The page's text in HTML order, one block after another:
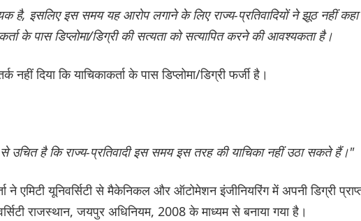
है, इसलिए इस समय यह आरोप लगाने के लिए राज्य-प्रतिवादियों ने झूठ नहीं कहा
के पास डिप्लोमा/डिग्री की सत्यता को सत्यापित करने की आवश्यकता है।
नहीं दिया कि याचिकाकर्ता के पास डिप्लोमा/डिग्री फर्जी है।
से उचित है कि राज्य-प्रतिवादी इस समय इस तरह की याचिका नहीं उठा सकते हैं।"
एमिटी यूनिवर्सिटी से मैकेनिकल और ऑटोमेशन इंजीनियरिंग में अपनी डिग्री
राजस्थान, जयपुर अधिनियम, 2008 के माध्यम से बनाया गया है।